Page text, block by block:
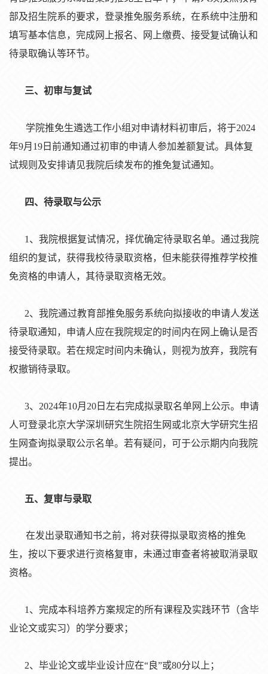
部及招生院系的要求，登录推免服务系统，在系统中注册和
填写基本信息，完成网上报名、网上缴费、接受复试确认和
待录取确认等环节。
三、初审与复试
学院推免生遴选工作小组对申请材料初审后，将于2024
年9月19日前通知通过初审的申请人参加差额复试。具体复
试规则 及安排请见我院后续发布的推免复试通知。
四、待录取与公示
1、我院根据复试情况， 择优确定待录取名单。通过我院
组织的复试， 获得我校待录取资格，但未能获得推荐学校推
免资格的申请人，其待录取资格无效。
2、我院通过教育部推免服务系统向拟接收的申请人发送
待录取通知，申请人应在我院规定的时间 内在网上确认是否
接受待录取。若在规定时间 内未确认 ， 则视为放弃，我院有
权撤销待录取。
3、2024年10月20日 左右完成拟录取名单网上公示。申请
人可登录北京大学深圳研究生院招生网或北京大学研究生招
生网查询拟录取公示名单。若有疑问 ，可于公示期内向我院
提出。
五、复审与录取
在发出录取通知书之前，将对获得拟录取资格的推免
生，按以下要求进行资格复审，未通过审查者将被取消录取
资格。
1、完成本科培养方案规定的所有课程及实践环节 （含毕
业论文或实习）的学分要求；
2、 毕业论文或毕业设计应在“良”或80分以上；